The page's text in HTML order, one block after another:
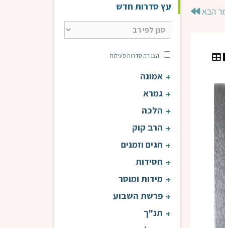
הבא
עין אי"ה | הרב טוויל
עץ סדרות חדש
הצג רק סדרות פעילות
אמונה
גמרא
הלכה
הרב קוק
חגים וזמנים
חסידות
מידות ומוסר
פרשת השבוע
תנ"ך